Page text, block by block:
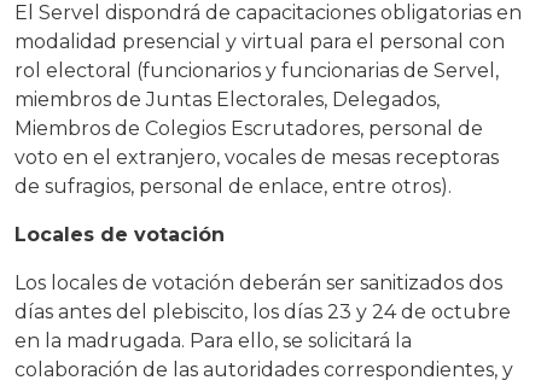
El Servel dispondrá de capacitaciones obligatorias en
modalidad presencial y virtual para el personal con
rol electoral (funcionarios y funcionarias de Servel,
miembros de Juntas Electorales, Delegados,
Miembros de Colegios Escrutadores, personal de
voto en el extranjero, vocales de mesas receptoras
de sufragios, personal de enlace, entre otros).
Locales de votación
Los locales de votación deberán ser sanitizados dos
días antes del plebiscito, los días 23 y 24 de octubre
en la madrugada. Para ello, se solicitará la
colaboración de las autoridades correspondientes, y